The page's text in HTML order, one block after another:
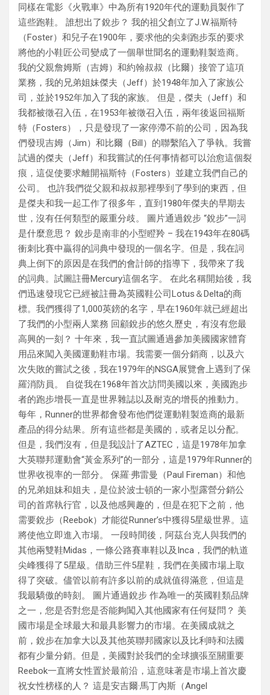
同樣在電影《火戰車》中為所有1920年代的運動員製作了
這些跑鞋。 誰想出了銳步？ 我的祖父創立了J.W.福斯特
（Foster）和兒子在1900年，要求他的尖刺跑步泵的要求
將他的小鞋匠公司變成了一個舉世聞名的運動鞋製造商。
我的父親詹姆斯（吉姆）和約翰叔叔（比爾）接管了這項
業務，我的兄弟姐妹傑夫（Jeff）於1948年加入了家族公
司，並於1952年加入了我的家族。 但是，傑夫（Jeff）和
我都被徵召入伍，在1953年被徵召入伍，兩年後返回福斯
特（Fosters），只是發現了一家停滯不前的公司，因為我
們發現吉姆（Jim）和比爾（Bill）的聯繫陷入了爭執。我嘗
試過的傑夫（Jeff）和我嘗試的任何事情都可以治愈這個裂
痕，這促使要求離開福斯特（Fosters）並建立我們自己的
公司。 也許我們從父親和叔叔那裡學到了學到的東西，但
是傑夫和我一起工作了很多年，直到1980年傑夫的早期去
世，沒有任何類型的嚴重分歧。 圖片通過銳步 “銳步”一詞
是什麼意思？ 銳步是南非的小型瞪羚 – 我在1943年在80碼
衝刺比賽中贏得的詞典中發現的一個名字。但是，我在詞
典上倒下的原因是在我們的會計師的指導下，我帶來了我
的詞典。試圖註冊Mercury這個名字。 在此名稱開始後，我
們迅速發現它已經被註冊為英國鞋公司Lotus＆Delta的商
標。我們獲得了1,000英鎊的名字，早在1960年就已經超出
了我們的小型兩人業務 回顧銳步的悠久歷史，有沒有您最
高興的一刻？ 十年來，我一直試圖通過參加美國國家體育
用品來闖入美國運動鞋市場。我需要一個分銷商，以及六
次失敗的嘗試之後，我在1979年的NSGA展覽會上遇到了保
羅消防員。 自從我在1968年首次訪問美國以來，美國跑步
者的跑步增長一直是世界雜誌以及耐克的增長的推動力。
每年，Runner的世界都會發布他們從運動鞋製造商的最新
產品的得分結果。所有這些都是美國的，或者足以分配。
但是，我們沒有，但是我設計了AZTEC，這是1978年加拿
大英聯邦運動會“黃金系列”的一部分，這是1979年Runner的
世界收視率的一部分。 保羅·弗雷曼（Paul Fireman）和他
的兄弟姐妹和姐夫，是位於波士頓的一家小型露營分銷公
司的首席執行官，以及他感興趣的，但是在犯下之前，他
需要銳步（Reebok）才能從Runner’s中獲得5星級世界。這
將使他立即進入市場。 一段時間後，阿茲台克人與我們的
其他兩雙鞋Midas，一條公路賽車鞋以及Inca，我們的軌道
尖峰獲得了5星級。借助三件5星鞋，我們在美國市場上取
得了突破。儘管以前有許多以前的成就值得滿意，但這是
我最驕傲的時刻。 圖片通過銳步 作為唯一的英國鞋類品牌
之一，您是否對您是否能夠闖入其他國家有任何疑問？ 美
國市場是全球最大和最具影響力的市場。在美國成就之
前，銳步在加拿大以及其他英聯邦國家以及比利時和法國
都有少量分銷。但是，美國對於我們的全球擴張至關重要
Reebok一直將女性置於最前沿，這意味著是市場上首次慶
祝女性榜樣的人？ 這是安吉爾·馬丁內斯（Angel